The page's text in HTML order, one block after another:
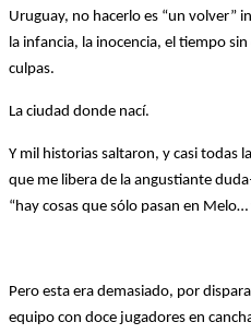
Uruguay, no hacerlo es “un volver”
la infancia, la inocencia, el tiempo
culpas.
La ciudad donde nací.
Y mil historias saltaron, y casi todas
que me libera de la angustiante
“hay cosas que sólo pasan en Melo…
Pero esta era demasiado, por
equipo con doce jugadores en